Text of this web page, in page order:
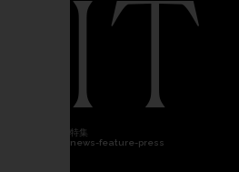
特集
news-feature-press